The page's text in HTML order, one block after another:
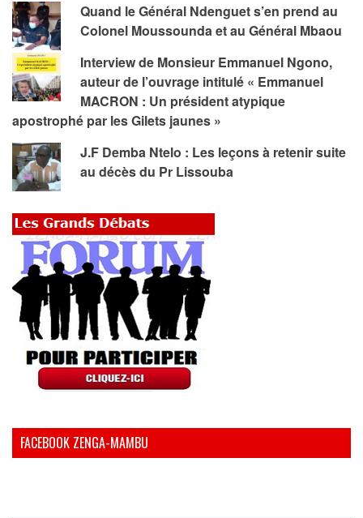
Quand le Général Ndenguet s’en prend au
Colonel Moussounda et au Général Mbaou
Interview de Monsieur Emmanuel Ngono,
auteur de l’ouvrage intitulé « Emmanuel
MACRON : Un président atypique
apostrophé par les Gilets jaunes »
J.F Demba Ntelo : Les leçons à retenir suite
au décès du Pr Lissouba
FACEBOOK ZENGA-MAMBU